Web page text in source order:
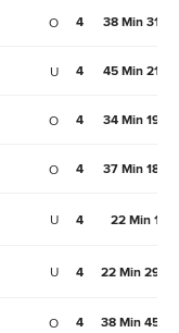
O 4 38 Min
U 4 45 Min
O 4 34 Min
O 4 37 Min
U 4 22 Min
U 4 22 Min
O 4 38 Min